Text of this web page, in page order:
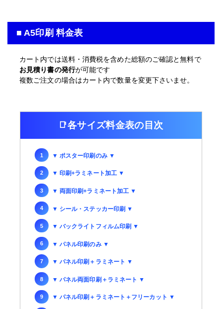
■ A5印刷 料金表
カート内では送料・消費税を含めた総額のご確認と無料で
お見積り書の発行が可能です
複数ご注文の場合はカート内で数量を変更下さいませ。
各サイズ料金表の目次
▼ ポスター印刷のみ ▼
▼ 印刷+ラミネート加工 ▼
▼ 両面印刷+ラミネート加工 ▼
▼ シール・ステッカー印刷 ▼
▼ バックライトフィルム印刷 ▼
▼ パネル印刷のみ ▼
▼ パネル印刷＋ラミネート ▼
▼ パネル両面印刷＋ラミネート ▼
▼ パネル印刷＋ラミネート＋フリーカット ▼